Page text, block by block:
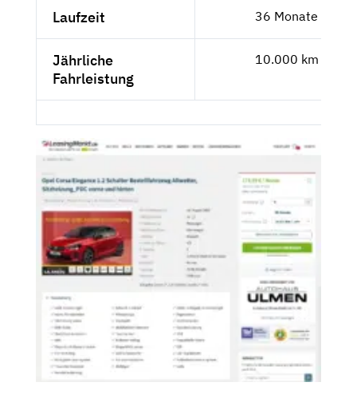
Laufzeit 36 Monate
Jährliche
Fahrleistung
10.000 km